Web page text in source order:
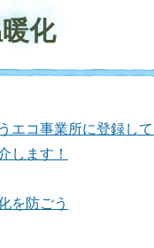
化
エコ事業所に登録し
します！
を防ごう